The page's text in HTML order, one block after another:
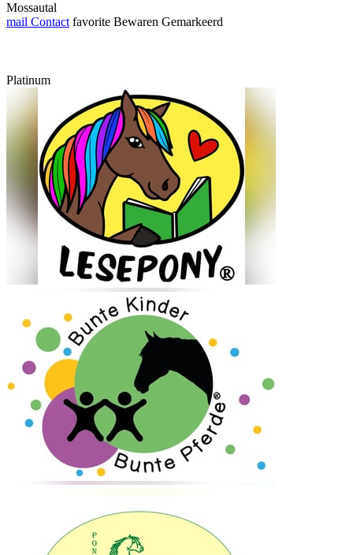
Mossautal
mail Contact favorite Bewaren Gemarkeerd
Platinum